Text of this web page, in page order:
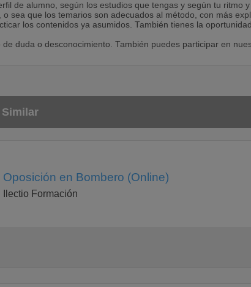
de alumno, según los estudios que tengas y según tu ritmo
o sea que los temarios son adecuados al método, con más
los contenidos ya asumidos. También tienes la
duda o desconocimiento. También puedes participar en
Oposición en Bombero (Online)
Ilectio Formación